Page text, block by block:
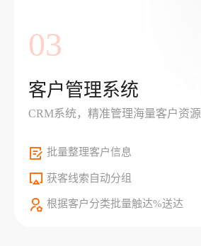
03
客户管理系统
CRM系统，精准管理海量客户资源
批量整理客户信息
获客线索自动分组
根据客户分类批量触达%送达